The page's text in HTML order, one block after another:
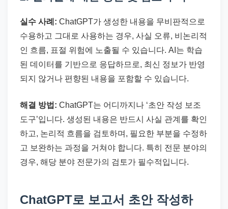
실수 사례: ChatGPT가 생성한 내용을 무비판적으로
수용하고 그대로 사용하는 경우, 사실 오류, 비논리적
인 흐름, 표절 위험에 노출될 수 있습니다. AI는 학습
된 데이터를 기반으로 응답하므로, 최신 정보가 반영
되지 않거나 편향된 내용을 포함할 수 있습니다.
해결 방법: ChatGPT는 어디까지나 ‘초안 작성 보조
도구’입니다. 생성된 내용은 반드시 사실 관계를 확인
하고, 논리적 흐름을 검토하며, 필요한 부분을 수정하
고 보완하는 과정을 거쳐야 합니다. 특히 전문 분야의
경우, 해당 분야 전문가의 검토가 필수적입니다.
ChatGPT로 보고서 초안 작성하